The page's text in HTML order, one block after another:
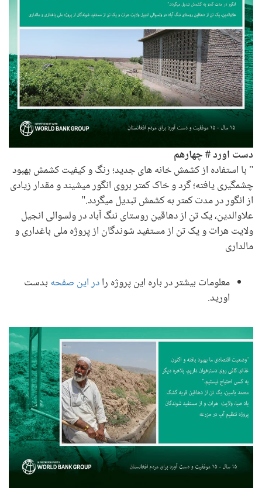
دست اورد # چهارهم
" با استفاده از کشمش خانه های جدید؛ رنگ و کیفیت کشمش بهبود
چشمگیری یافته؛ گرد و خاک کمتر بروی انگور میشیند و مقدار زیادی
از انگور در مدت کمتر به کشمش تبدیل میگردد."
علاوالدین، یک تن از دهاقین روستای ننگ آباد در ولسوالی انجیل
ولایت هرات و یک تن از مستفید شوندگان از پروژه ملی باغداری و
مالداری
معلومات بیشتر در باره این پروژه رادر این صفحه بدست
اورید.